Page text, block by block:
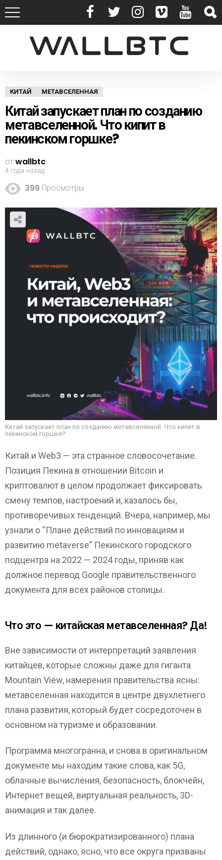
КИТАЙ МЕТАВСЕЛЕННАЯ
Китай запускает план по созданию
метавселенной. Что кипит в
пекинском горшке?
отwallbtc
4 года назад
399 Просмотры
Китай запускает план по созданию метавселенной. Что кипит в
пекинском горшке?
Китай и Web3 — эта странное словосочетание.
Позиция Пекина в отношении Bitcoin и
криптовалют в целом продолжает фиксировать
смену темпов, настроений и, казалось бы,
противоречивых тенденций. Вчера, например, мы
узнали о “Плане действий по инновациям и
развитию metaverse” Пекинского городского
подцентра на 2022 — 2024 годы, приняв как
должное перевод Google правительственного
документа для всех районов столицы.
Что это — китайская метавселенная? Да!
Вне зависимости от интерпретаций заявления
китайцев, которые сложны даже для гиганта
Mountain View, намерения правительства ясны:
метавселенная находится в центре двухлетнего
плана развития, который будет сосредоточен в
основном на туризме и образовании.
Программа многогранна, и снова в оригинальном
документе мы находим такие слова, как 5G,
облачные вычисления, безопасность, блокчейн,
Интернет вещей, виртуальная реальность, 3D-
анимация и так далее.
Из длинного (и бюрократизированного) плана
действий, однако, ясно, что все округа призваны